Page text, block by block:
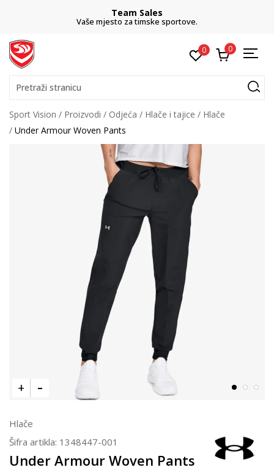
Team Sales
Vaše mjesto za timske sportove.
0 0
Pretraži stranicu
Sport Vision Proizvodi Odjeća Hlače i tajice
Hlače
Under Armour Woven Pants
Hlače
Šifra artikla: 1348447-001
Under Armour Woven Pants